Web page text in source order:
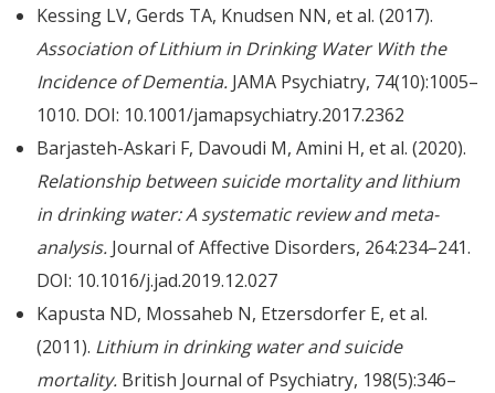
Kessing LV, Gerds TA, Knudsen NN, et al. (2017).
Association of Lithium in Drinking Water With the
Incidence of Dementia. JAMA Psychiatry, 74(10):1005–
1010. DOI: 10.1001/jamapsychiatry.2017.2362
Barjasteh-Askari F, Davoudi M, Amini H, et al. (2020).
Relationship between suicide mortality and lithium
in drinking water: A systematic review and meta-
analysis. Journal of Affective Disorders, 264:234–241.
DOI: 10.1016/j.jad.2019.12.027
Kapusta ND, Mossaheb N, Etzersdorfer E, et al.
(2011). Lithium in drinking water and suicide
mortality. British Journal of Psychiatry, 198(5):346–